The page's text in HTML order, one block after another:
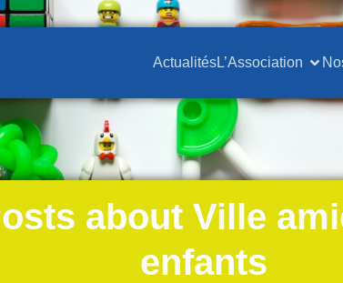
ActualitésL’Association
about Ville
enfants